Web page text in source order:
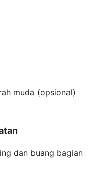
muda (opsional)
dan buang bagian